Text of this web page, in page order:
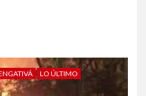
LO ÚLTIMO